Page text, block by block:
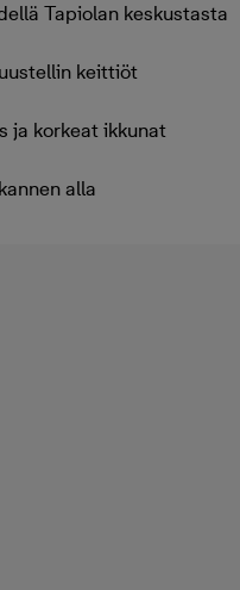
Tapiolan keskustasta
keittiöt
ja korkeat ikkunat
alla